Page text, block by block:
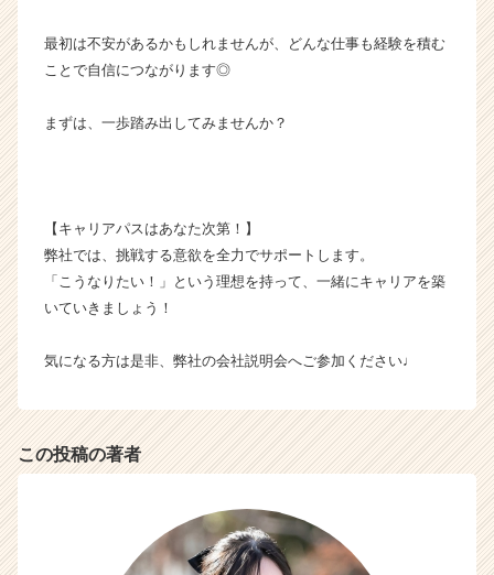
最初は不安があるかもしれませんが、どんな仕事も経験を積む
ことで自信につながります◎
まずは、一歩踏み出してみませんか？
【キャリアパスはあなた次第！】
弊社では、挑戦する意欲を全力でサポートします。
「こうなりたい！」という理想を持って、一緒にキャリアを築
いていきましょう！
気になる方は是非、弊社の会社説明会へご参加ください♩
この投稿の著者